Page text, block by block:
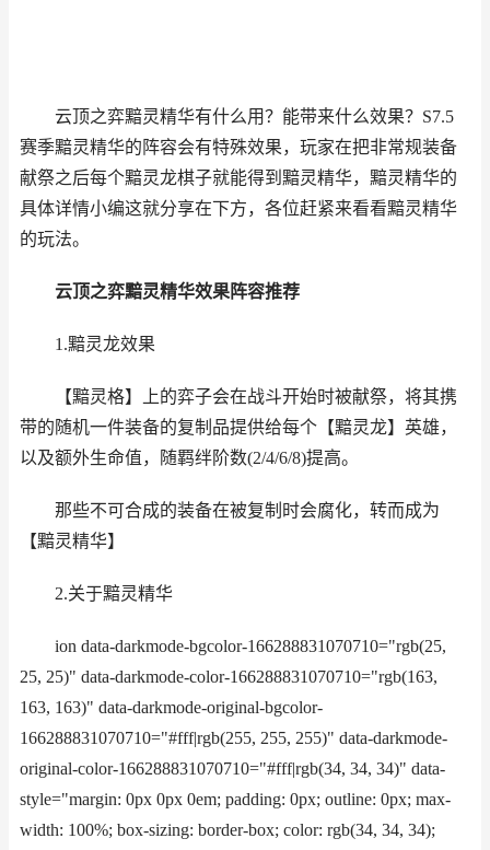
云顶之弈黯灵精华有什么用？能带来什么效果？S7.5
赛季黯灵精华的阵容会有特殊效果，玩家在把非常规装备
献祭之后每个黯灵龙棋子就能得到黯灵精华，黯灵精华的
具体详情小编这就分享在下方，各位赶紧来看看黯灵精华
的玩法。
云顶之弈黯灵精华效果阵容推荐
1.黯灵龙效果
【黯灵格】上的弈子会在战斗开始时被献祭，将其携
带的随机一件装备的复制品提供给每个【黯灵龙】英雄，
以及额外生命值，随羁绊阶数(2/4/6/8)提高。
那些不可合成的装备在被复制时会腐化，转而成为
【黯灵精华】
2.关于黯灵精华
ion data-darkmode-bgcolor-166288831070710="rgb(25,
25, 25)" data-darkmode-color-166288831070710="rgb(163,
163, 163)" data-darkmode-original-bgcolor-
166288831070710="#fff|rgb(255, 255, 255)" data-darkmode-
original-color-166288831070710="#fff|rgb(34, 34, 34)" data-
style="margin: 0px 0px 0em; padding: 0px; outline: 0px; max-
width: 100%; box-sizing: border-box; color: rgb(34, 34, 34);